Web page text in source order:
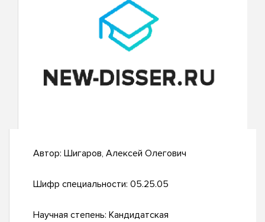
Автор: Шигаров, Алексей Олегович
Шифр специальности: 05.25.05
Научная степень: Кандидатская